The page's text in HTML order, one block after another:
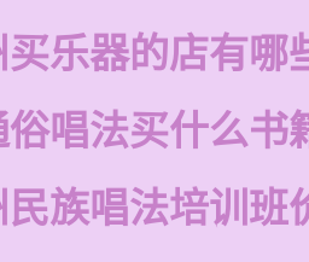
乐器的店有哪
俗唱法买什么书
族唱法培训班